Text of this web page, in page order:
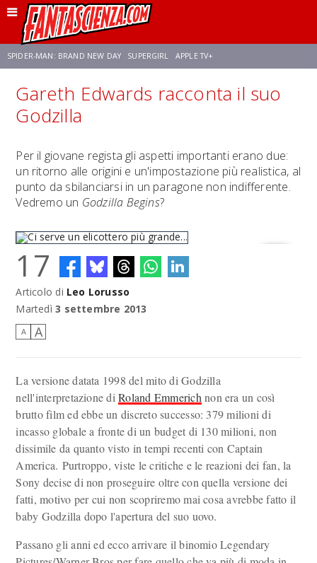
SPIDER-MAN: BRAND NEW DAY SUPERGIRL APPLE TV+
FRANCO RICCIARDIELLO ZENDAYA STAR TREK AVENGERS: DOOMSDAY
Gareth Edwards racconta il suo
Godzilla
Per il giovane regista gli aspetti importanti erano due:
un ritorno alle origini e un'impostazione più realistica, al
punto da sbilanciarsi in un paragone non indifferente.
Vedremo un Godzilla Begins?
Ci serve un elicottero più grande...
17
Articolo di Leo Lorusso
Martedì 3 settembre 2013
A A
La versione datata 1998 del mito di Godzilla
nell'interpretazione diRoland Emmerich non era un così
brutto film ed ebbe un discreto successo: 379 milioni di
incasso globale a fronte di un budget di 130 milioni, non
dissimile da quanto visto in tempi recenti con Captain
America. Purtroppo, viste le critiche e le reazioni dei fan, la
Sony decise di non proseguire oltre con quella versione dei
fatti, motivo per cui non scopriremo mai cosa avrebbe fatto il
baby Godzilla dopo l'apertura del suo uovo.
Passano gli anni ed ecco arrivare il binomio Legendary